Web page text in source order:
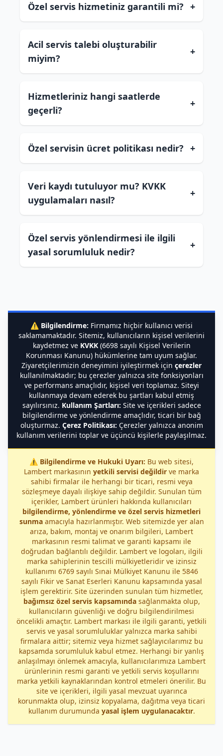
Özel servis hizmetiniz garantili mi? +
Acil servis talebi oluşturabilir
miyim?
+
Hizmetleriniz hangi saatlerde
geçerli?
+
Özel servisin ücret politikası nedir? +
Veri kaydı tutuluyor mu? KVKK
uygulamaları nasıl?
+
Özel servis yönlendirmesi ile ilgili
yasal sorumluluk nedir?
+
⚠️ Bilgilendirme: Firmamız hiçbir kullanıcı verisi
saklamamaktadır. Sitemiz, kullanıcıların kişisel verilerini
kaydetmez ve KVKK(6698 sayılı Kişisel Verilerin
Korunması Kanunu) hükümlerine tam uyum sağlar.
Ziyaretçilerimizin deneyimini iyileştirmek için çerezler
kullanılmaktadır; bu çerezler yalnızca site fonksiyonları
ve performans amaçlıdır, kişisel veri toplamaz. Siteyi
kullanmaya devam ederek bu şartları kabul etmiş
sayılırsınız. Kullanım Şartları: Site ve içerikleri sadece
bilgilendirme ve yönlendirme amaçlıdır, ticari bir bağ
oluşturmaz. Çerez Politikası: Çerezler yalnızca anonim
kullanım verilerini toplar ve üçüncü kişilerle paylaşılmaz.
⚠️ Bilgilendirme ve Hukuki Uyarı: Bu web sitesi,
Lambert markasının yetkili servisi değildir ve marka
sahibi firmalar ile herhangi bir ticari, resmi veya
sözleşmeye dayalı ilişkiye sahip değildir. Sunulan tüm
içerikler, Lambert ürünleri hakkında kullanıcıları
bilgilendirme, yönlendirme ve özel servis hizmetleri
sunmaamacıyla hazırlanmıştır. Web sitemizde yer alan
arıza, bakım, montaj ve onarım bilgileri, Lambert
markasının resmi talimat ve garanti kapsamı ile
doğrudan bağlantılı değildir. Lambert ve logoları, ilgili
marka sahiplerinin tescilli mülkiyetleridir ve izinsiz
kullanımı 6769 sayılı Sınai Mülkiyet Kanunu ile 5846
sayılı Fikir ve Sanat Eserleri Kanunu kapsamında yasal
işlem gerektirir. Site üzerinden sunulan tüm hizmetler,
bağımsız özel servis kapsamındasağlanmakta olup,
kullanıcıların güvenliği ve doğru bilgilendirilmesi
öncelikli amaçtır. Lambert markası ile ilgili garanti, yetkili
servis ve yasal sorumluluklar yalnızca marka sahibi
firmalara aittir; sitemiz veya hizmet sağlayıcılarımız bu
kapsamda sorumluluk kabul etmez. Herhangi bir yanlış
anlaşılmayı önlemek amacıyla, kullanıcılarımıza Lambert
ürünlerinin resmi garanti ve yetkili servis koşullarını
marka yetkili kaynaklarından kontrol etmeleri önerilir. Bu
site ve içerikleri, ilgili yasal mevzuat uyarınca
korunmakta olup, izinsiz kopyalama, dağıtma veya ticari
kullanım durumunda yasal işlem uygulanacaktır.